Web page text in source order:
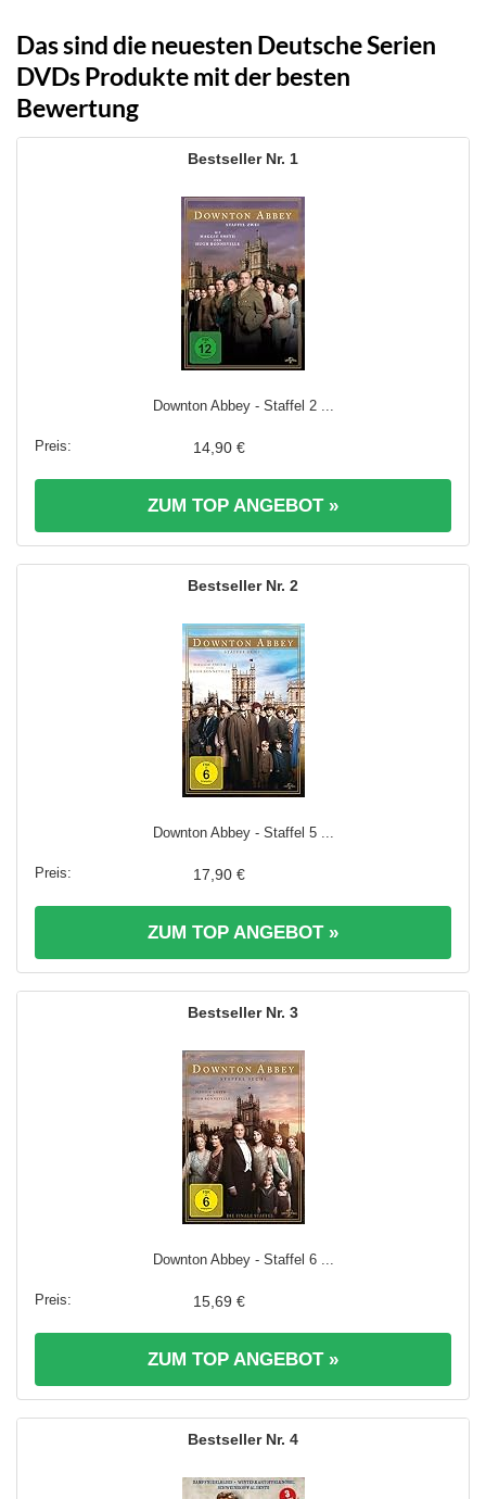
Das sind die neuesten Deutsche Serien
DVDs Produkte mit der besten
Bewertung
1
Downton Abbey - Staffel 2 ...
14,90 €
ZUM TOP ANGEBOT »
2
Downton Abbey - Staffel 5 ...
17,90 €
ZUM TOP ANGEBOT »
3
Downton Abbey - Staffel 6 ...
15,69 €
ZUM TOP ANGEBOT »
4